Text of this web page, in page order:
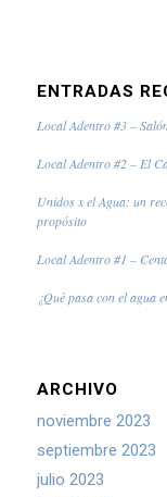
ENTRADAS
Local Adentro #3 –
Local Adentro #2 – El
Unidos x el Agua: un
propósito
Local Adentro #1 –
¿Qué pasa con el agua
ARCHIVO
noviembre 2023
septiembre 2023
julio 2023